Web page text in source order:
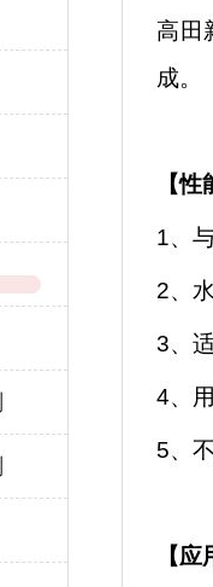
高田
成。
【性
1、
2、
3、
4、
5、
【应